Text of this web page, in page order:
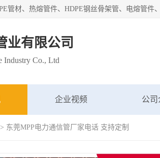
业有限公司
Industry Co., Ltd
企业视频 公司
> 东莞MPP电力通信管厂家电话 支持定制